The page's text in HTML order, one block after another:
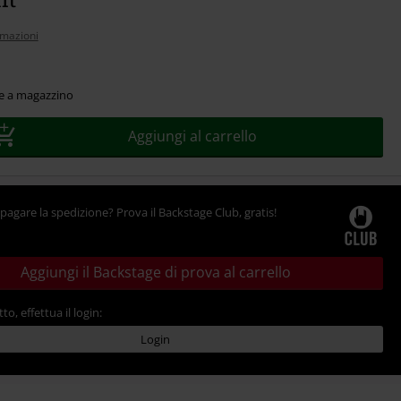
a magazzino
Aggiungi al carrello
la spedizione? Prova il Backstage Club, gratis!
Aggiungi il Backstage di prova al carrello
effettua il login:
Login